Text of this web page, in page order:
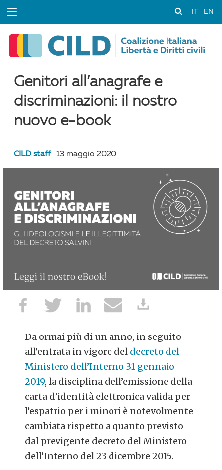
EN
Genitori all’anagrafe e
discriminazioni: il nostro
nuovo e-book
CILD staff 13 maggio 2020
Da ormai più di un anno, in seguito
all’entrata in vigore del decreto del
Ministero dell’Interno 31 gennaio
2019, la disciplina dell’emissione della
carta d’identità elettronica valida per
l’espatrio per i minori è notevolmente
cambiata rispetto a quanto previsto
dal previgente decreto del Ministero
dell’Interno del 23 dicembre 2015.